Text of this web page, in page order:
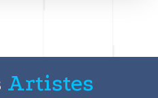
Artistes